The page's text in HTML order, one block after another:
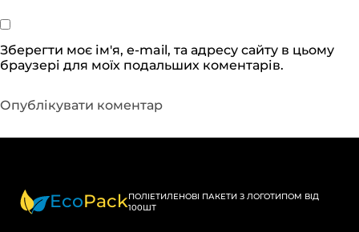
Зберегти моє ім'я, e-mail, та адресу сайту в цьому
браузері для моїх подальших коментарів.
EcoPackПОЛІЕТИЛЕНОВІ ПАКЕТИ З ЛОГОТИПОМ ВІД
100ШТ